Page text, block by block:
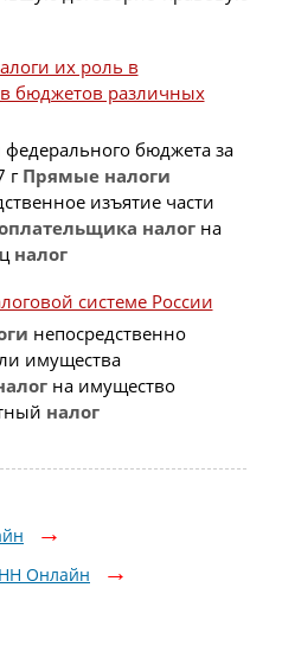
их роль в
бюджетов различных
бюджета за
г Прямые налоги
изъятие части
налогна
налог
системе России
непосредственно
имущества
на имущество
налог
Онлайн